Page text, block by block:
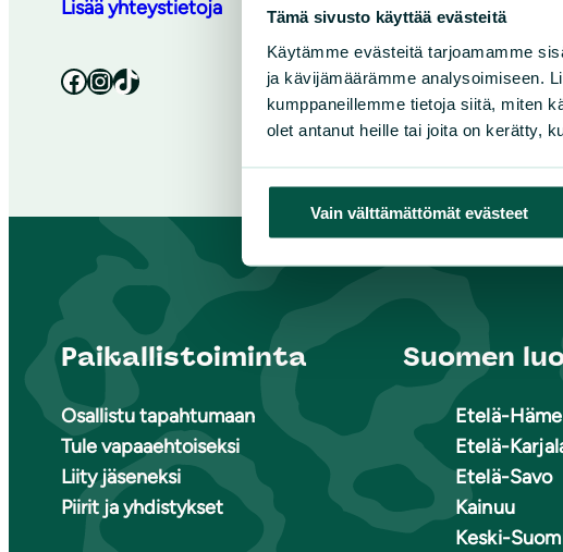
Tämä sivusto käyttää evästeitä
Käytämme evästeitä tarjoamamme
ja kävijämäärämme analysoimiseen.
kumppaneillemme tietoja siitä, miten
olet antanut heille tai joita on kerätty,
Vain välttämättömät evästeet
Lisää yhteystietoja
Facebook InstagramTikTok
Paikallistoiminta
Osallistu tapahtumaan
Tule vapaaehtoiseksi
Liity jäseneksi
Piirit ja yhdistykset
Suomen
Etelä-Häme
Etelä-
Etelä-Savo
Kainuu
Keski-